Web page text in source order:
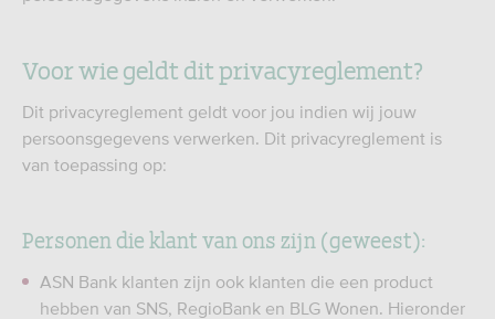
Voor wie geldt dit privacyreglement?
Dit privacyreglement geldt voor jou indien wij jouw
persoonsgegevens verwerken. Dit privacyreglement is
van toepassing op:
Personen die klant van ons zijn (geweest):
ASN Bank klanten zijn ook klanten die een product
hebben van SNS, RegioBank en BLG Wonen. Hieronder